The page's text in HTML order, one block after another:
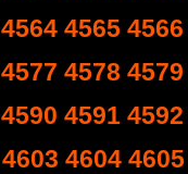
4564 4565 4566
4577 4578 4579
4590 4591 4592
4603 4604 4605